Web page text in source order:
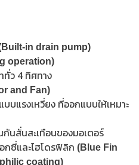
in drain pump)
operation)
ทั่ว 4 ทิศทาง
and Fan)
แรงเหวี่ยง ที่ออกแบบให้เหมาะ
นสั่นสะเทือนของมอเตอร์
ซี่และไฮโดรฟิลิก (Blue Fin
coating)